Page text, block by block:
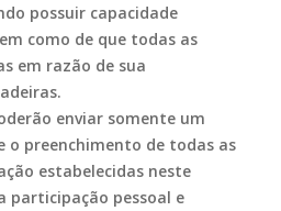
possuir capacidade
como de que todas as
em razão de sua
enviar somente um
o preenchimento de todas as
estabelecidas neste
participação pessoal e